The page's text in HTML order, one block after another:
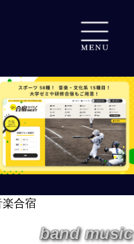
合宿
band music